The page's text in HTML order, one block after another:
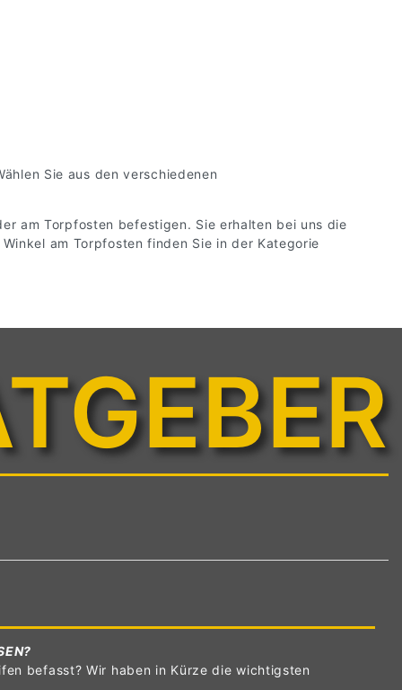
Sie aus den verschiedenen
am Torpfosten befestigen. Sie erhalten bei uns die
am Torpfosten finden Sie in der Kategorie
befasst? Wir haben in Kürze die wichtigsten